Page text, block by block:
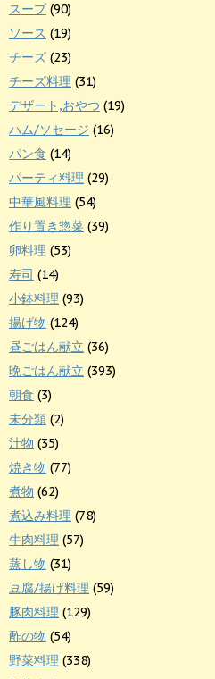
スープ(90)
ソース (19)
チーズ (23)
チーズ料理 (31)
デザート,おやつ (19)
ハム/ソセージ (16)
パン食 (14)
パーティ料理 (29)
中華風料理 (54)
作り置き惣菜 (39)
卵料理 (53)
寿司 (14)
小鉢料理 (93)
揚げ物 (124)
昼ごはん献立 (36)
晩ごはん献立 (393)
朝食 (3)
未分類 (2)
汁物 (35)
焼き物 (77)
煮物 (62)
煮込み料理 (78)
牛肉料理 (57)
蒸し物 (31)
豆腐/揚げ料理 (59)
豚肉料理 (129)
酢の物 (54)
野菜料理 (338)